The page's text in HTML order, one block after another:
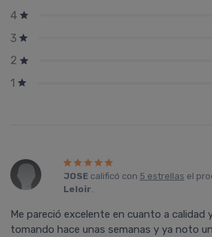
4
3
2
1
JOSEcalificó con 5 estrellas el
Leloir.
Me pareció excelente en cuanto a calidad
tomando hace unas semanas y ya noto